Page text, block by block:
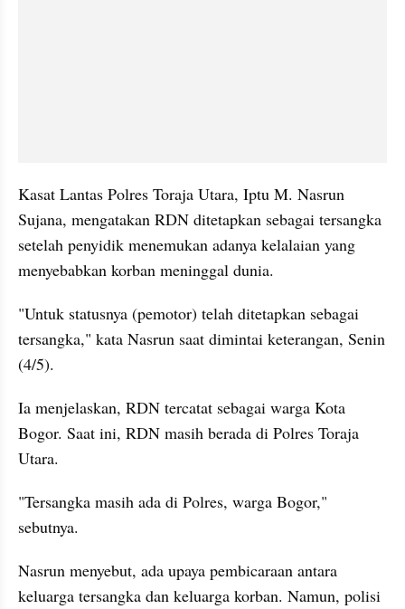
Kasat Lantas Polres Toraja Utara, Iptu M. Nasrun
Sujana, mengatakan RDN ditetapkan sebagai tersangka
setelah penyidik menemukan adanya kelalaian yang
menyebabkan korban meninggal dunia.
"Untuk statusnya (pemotor) telah ditetapkan sebagai
tersangka," kata Nasrun saat dimintai keterangan, Senin
(4/5).
Ia menjelaskan, RDN tercatat sebagai warga Kota
Bogor. Saat ini, RDN masih berada di Polres Toraja
Utara.
"Tersangka masih ada di Polres, warga Bogor,"
sebutnya.
Nasrun menyebut, ada upaya pembicaraan antara
keluarga tersangka dan keluarga korban. Namun, polisi